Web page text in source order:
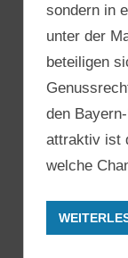
sondern in
unter der
beteiligen
den
attraktiv ist
welche